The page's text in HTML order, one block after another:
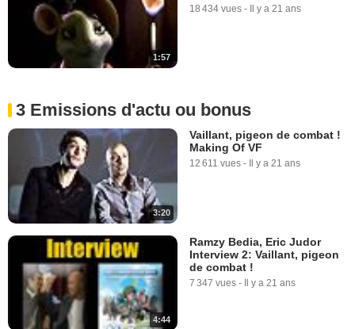
1:57
18 434 vues - Il y a 21 ans
3 Emissions d'actu ou bonus
3:20
Vaillant, pigeon de combat !
Making Of VF
12 611 vues - Il y a 21 ans
4:44
Ramzy Bedia, Eric Judor
Interview 2: Vaillant, pigeon
de combat !
7 347 vues - Il y a 21 ans